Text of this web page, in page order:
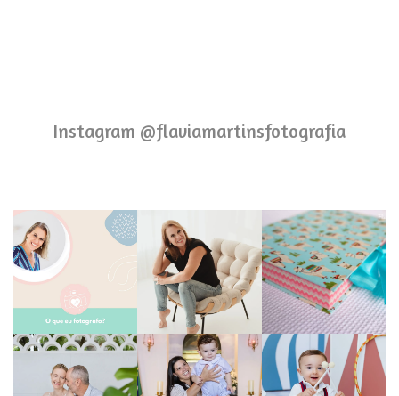
Instagram @flaviamartinsfotografia